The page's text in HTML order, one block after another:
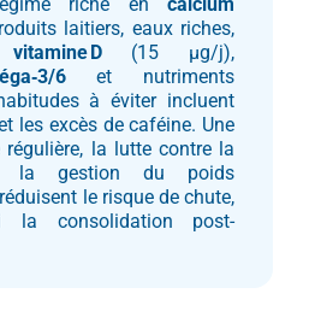
laitiers, eaux riches,
vitamine D(15 µg/j),
6et nutriments
à éviter incluent
les excès de caféine. Une
la lutte contre la
la gestion du poids
le risque de chute,
la consolidation post-